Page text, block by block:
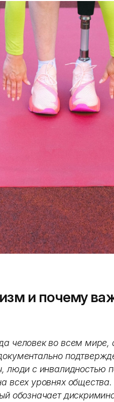
и почему
человек во всем мире,
люди с инвалидностью
всех уровнях
обозначает